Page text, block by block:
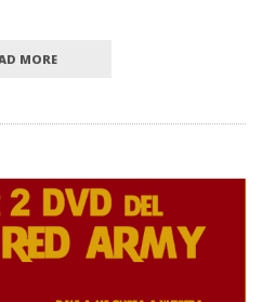
MORE